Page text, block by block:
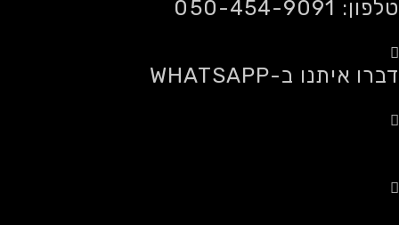
טלפון: 050-454-9091
דברו איתנו ב-WHATSAPP